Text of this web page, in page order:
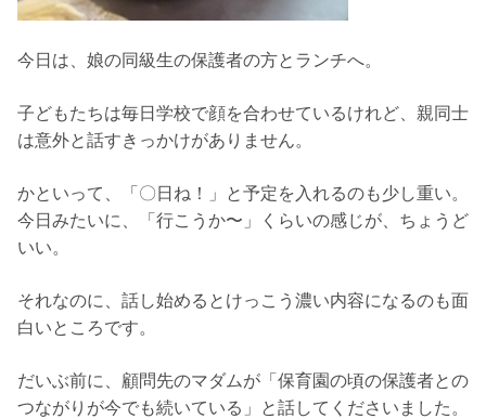
今日は、娘の同級生の保護者の方とランチへ。
子どもたちは毎日学校で顔を合わせているけれど、親同士
は意外と話すきっかけがありません。
かといって、「〇日ね！」と予定を入れるのも少し重い。
今日みたいに、「行こうか〜」くらいの感じが、ちょうど
いい。
それなのに、話し始めるとけっこう濃い内容になるのも面
白いところです。
だいぶ前に、顧問先のマダムが「保育園の頃の保護者との
つながりが今でも続いている」と話してくださいました。